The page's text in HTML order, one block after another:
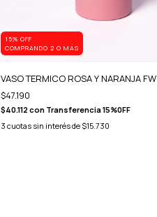
15% OFF
COMPRANDO 2 O MÁS
VASO TERMICO ROSA Y NARANJA FW
$47.190
$40.112 con Transferencia 15%0FF
3 cuotas sin interés de $15.730